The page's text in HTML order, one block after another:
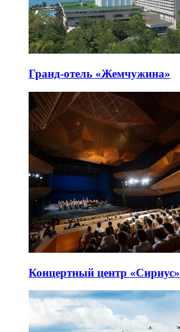
Гранд-отель «Жемчужина»
Концертный центр «Сириус»